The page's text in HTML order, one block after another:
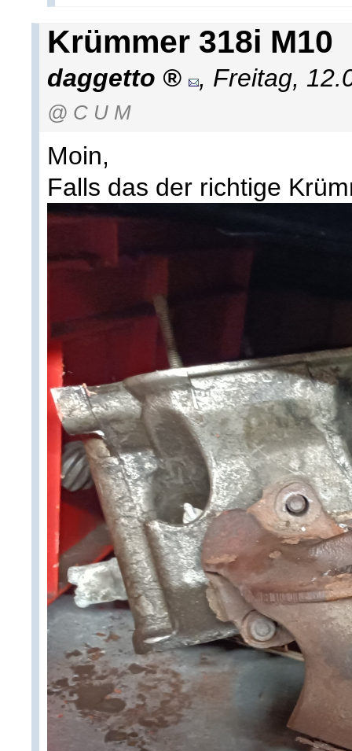
Krümmer 318i M10
daggetto , Freitag,
@ C U M
Moin,
Falls das der richtige